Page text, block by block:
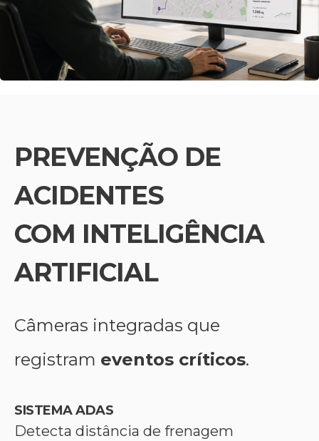
PREVENÇÃO DE
ACIDENTES
COM INTELIGÊNCIA
ARTIFICIAL
Câmeras integradas que
registram eventos críticos.
SISTEMA ADAS
Detecta distância de frenagem